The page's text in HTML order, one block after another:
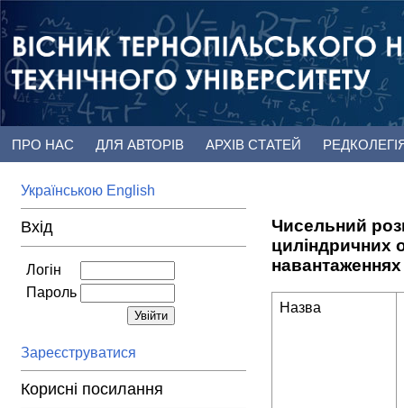
ПРО НАС ДЛЯ АВТОРІВ АРХІВ СТАТЕЙ
Українською English
Вхід
Логін
Пароль
Зареєструватися
Корисні посилання
Чисельний
циліндричних
навантаженнях
Назва